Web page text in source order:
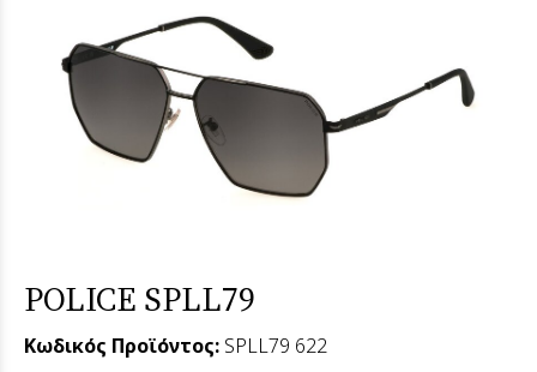
POLICE SPLL79
Κωδικός Προϊόντος: SPLL79 622